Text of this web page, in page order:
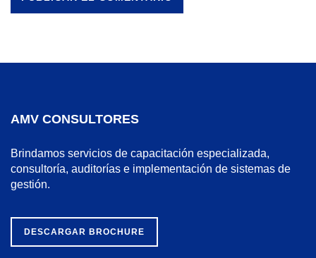
AMV CONSULTORES
Brindamos servicios de capacitación especializada,
consultoría, auditorías e implementación de sistemas de
gestión.
DESCARGAR BROCHURE